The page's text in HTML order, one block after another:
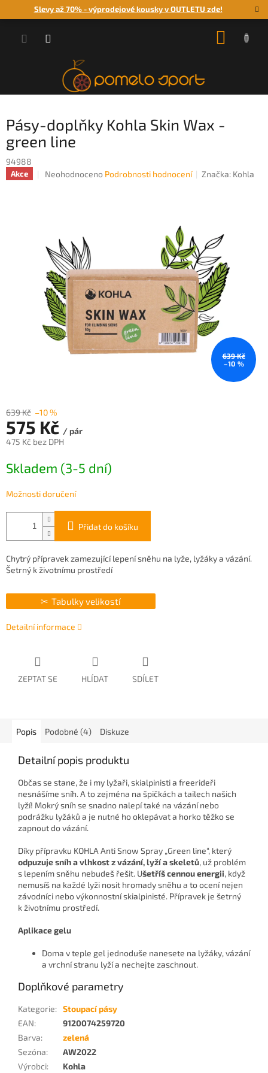
Slevy až 70% - výprodejové kousky v OUTLETU zde!
Pásy-doplňky Kohla Skin Wax -
green line
94988
Akce
Průměrné
hvězdiček.
Neohodnoceno Podrobnosti hodnocení Značka: Kohla
639 Kč
–10 %
639 Kč –10 %
575 Kč / pár
475 Kč bez DPH
cena:
Skladem (3-5 dní)
Možnosti doručení
Přidat do košíku
Chytrý přípravek zamezující lepení sněhu na lyže, lyžáky a vázání.
Šetrný k životnímu prostředí
Tabulky velikostí
Detailní informace
ZEPTAT SE HLÍDAT SDÍLET
Popis Podobné (4) Diskuze
Detailní popis produktu
Občas se stane, že i my lyžaři, skialpinisti a freerideři
nesnášíme sníh. A to zejména na špičkách a tailech našich
lyží! Mokrý sníh se snadno nalepí také na vázání nebo
podrážku lyžáků a je nutné ho oklepávat a horko těžko se
zapnout do vázání.
Díky přípravku KOHLA Anti Snow Spray „Green line“, který
odpuzuje sníh a vlhkost z vázání, lyží a skeletů, už problém
s lepením sněhu nebudeš řešit. Ušetříš cennou energii, když
nemusíš na každé lyži nosit hromady sněhu a to ocení nejen
závodníci nebo výkonnostní skialpinisté. Přípravek je šetrný
k životnímu prostředí.
Aplikace gelu
Doma v teple gel jednoduše nanesete na lyžáky, vázání
a vrchní stranu lyží a nechejte zaschnout.
Doplňkové parametry
Kategorie: Stoupací pásy
EAN:
9120074259720
Barva:
zelená
Sezóna:
AW2022
Výrobci: Kohla